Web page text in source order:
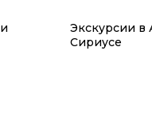
Экскурсии в
Сириусе